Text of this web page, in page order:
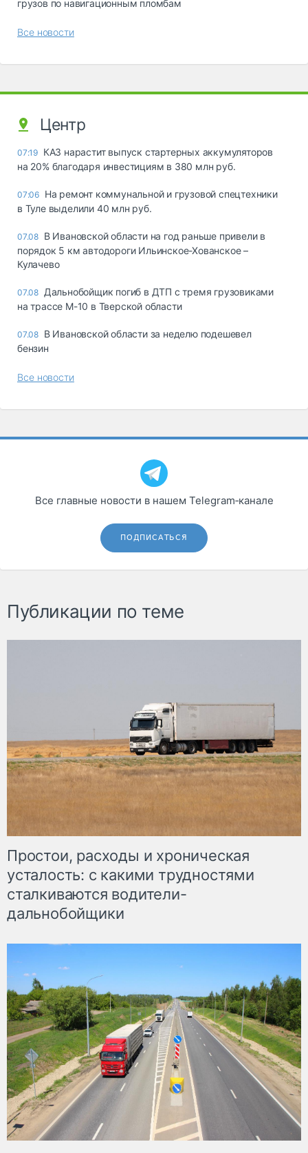
грузов по навигационным пломбам
Все новости
Центр
07:19 КАЗ нарастит выпуск стартерных аккумуляторов
на 20% благодаря инвестициям в 380 млн руб.
07:06 На ремонт коммунальной и грузовой спецтехники
в Туле выделили 40 млн руб.
07.08 В Ивановской области на год раньше привели в
порядок 5 км автодороги Ильинское-Хованское –
Кулачево
07.08 Дальнобойщик погиб в ДТП с тремя грузовиками
на трассе М-10 в Тверской области
07.08 В Ивановской области за неделю подешевел
бензин
Все новости
Все главные новости в нашем Telegram‑канале
ПОДПИСАТЬСЯ
Публикации по теме
Простои, расходы и хроническая
усталость: с какими трудностями
сталкиваются водители-
дальнобойщики